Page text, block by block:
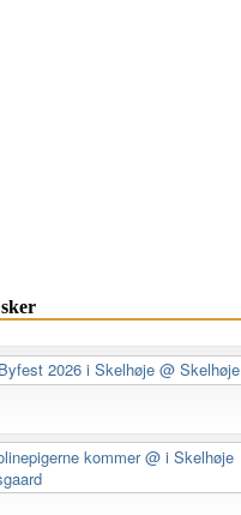
Byfest 2026 i Skelhøje@ Skelhøje
kommer@ i Skelhøje